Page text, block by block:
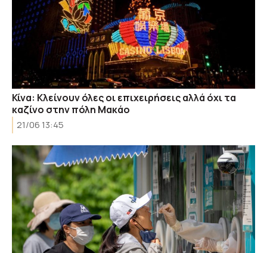
Κίνα: Κλείνουν όλες οι επιχειρήσεις αλλά όχι τα
καζίνο στην πόλη Μακάο
21/06 13:45